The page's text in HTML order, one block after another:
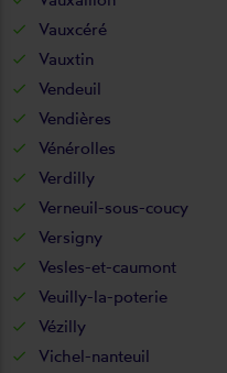
Vauxcéré
Vauxtin
Vendeuil
Vendières
Vénérolles
Verdilly
Verneuil-sous-coucy
Versigny
Vesles-et-caumont
Veuilly-la-poterie
Vézilly
Vichel-nanteuil